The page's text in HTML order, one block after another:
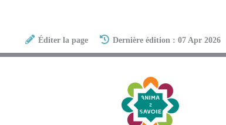
Éditer la page Dernière édition : 07 Apr 2026